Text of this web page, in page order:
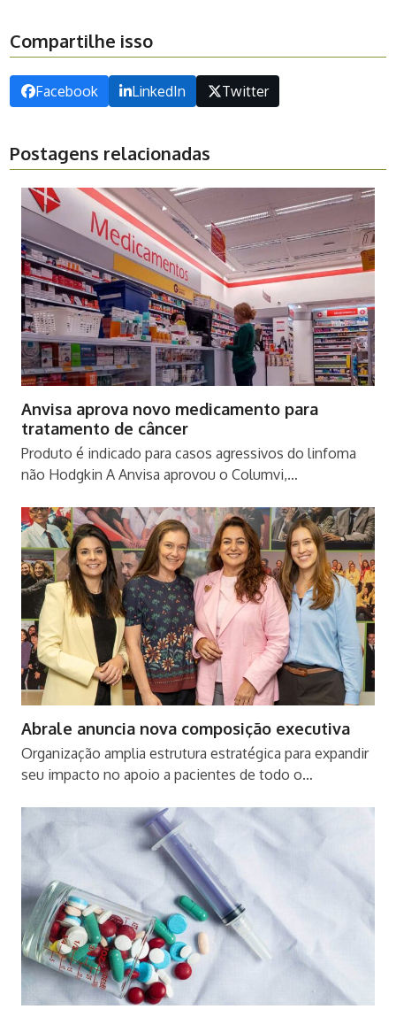
Compartilhe isso
Facebook LinkedIn Twitter
Postagens relacionadas
Anvisa aprova novo medicamento para
tratamento de câncer
Produto é indicado para casos agressivos do linfoma
não Hodgkin A Anvisa aprovou o Columvi,…
Abrale anuncia nova composição executiva
Organização amplia estrutura estratégica para expandir
seu impacto no apoio a pacientes de todo o…